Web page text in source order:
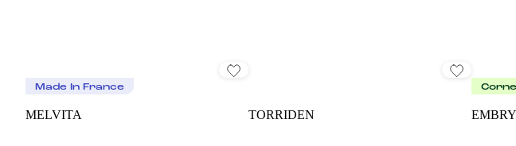
Made In France
MELVITA TORRIDEN